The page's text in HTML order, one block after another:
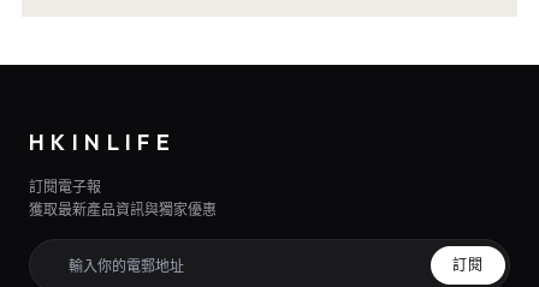
HKINLIFE
訂閱電子報
獲取最新產品資訊與獨家優惠
訂閱